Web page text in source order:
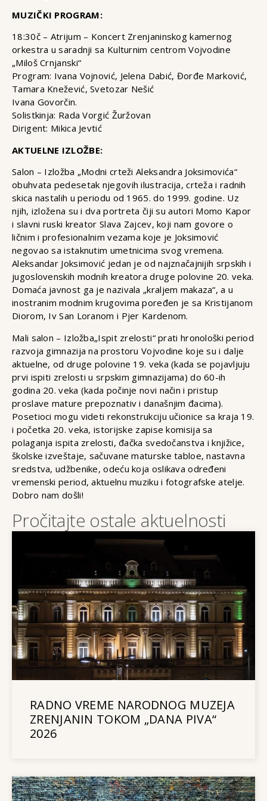
MUZIČKI PROGRAM:
18:30č – Atrijum – Koncert Zrenjaninskog kamernog
orkestra u saradnji sa Kulturnim centrom Vojvodine
„Miloš Crnjanski“
Program: Ivana Vojnović, Jelena Dabić, Đorđe Marković,
Tamara Knežević, Svetozar Nešić
Ivana Govorčin.
Solistkinja: Rada Vorgić Žuržovan
Dirigent: Mikica Jevtić
AKTUELNE IZLOŽBE:
Salon – Izložba „Modni crteži Aleksandra Joksimovića“
obuhvata pedesetak njegovih ilustracija, crteža i radnih
skica nastalih u periodu od 1965. do 1999. godine. Uz
njih, izložena su i dva portreta čiji su autori Momo Kapor
i slavni ruski kreator Slava Zajcev, koji nam govore o
ličnim i profesionalnim vezama koje je Joksimović
negovao sa istaknutim umetnicima svog vremena.
Aleksandar Joksimović jedan je od najznačajnijih srpskih i
jugoslovenskih modnih kreatora druge polovine 20. veka.
Domaća javnost ga je nazivala „kraljem makaza“, a u
inostranim modnim krugovima poređen je sa Kristijanom
Diorom, Iv San Loranom i Pjer Kardenom.
Mali salon – Izložba„Ispit zrelosti“ prati hronološki period
razvoja gimnazija na prostoru Vojvodine koje su i dalje
aktuelne, od druge polovine 19. veka (kada se pojavljuju
prvi ispiti zrelosti u srpskim gimnazijama) do 60-ih
godina 20. veka (kada počinje novi način i pristup
proslave mature prepoznativ i današnjim đacima).
Posetioci mogu videti rekonstrukciju učionice sa kraja 19.
i početka 20. veka, istorijske zapise komisija sa
polaganja ispita zrelosti, đačka svedočanstva i knjižice,
školske izveštaje, sačuvane maturske tabloe, nastavna
sredstva, udžbenike, odeću koja oslikava određeni
vremenski period, aktuelnu muziku i fotografske atelje.
Dobro nam došli!
Pročitajte ostale aktuelnosti
RADNO VREME NARODNOG MUZEJA
ZRENJANIN TOKOM „DANA PIVA“
2026